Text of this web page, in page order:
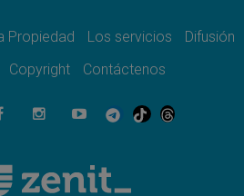
Consejo de Genazzano
el Vicariato Apostólico de Calapán
en diócesis
Los desplazados invisibles de una
Propiedad Los servicios
Difusión
Copyright Contáctenos